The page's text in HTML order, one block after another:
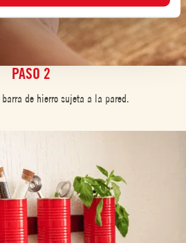
PASO 2
de hierro sujeta a la pared.